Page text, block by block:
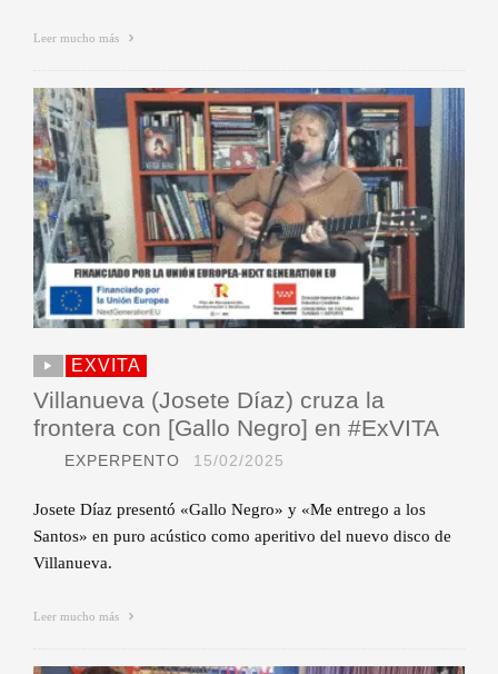
Leer mucho más
EXVITA
Villanueva (Josete Díaz) cruza la
frontera con [Gallo Negro] en #ExVITA
EXPERPENTO 15/02/2025
Josete Díaz presentó «Gallo Negro» y «Me entrego a los
Santos» en puro acústico como aperitivo del nuevo disco de
Villanueva.
Leer mucho más